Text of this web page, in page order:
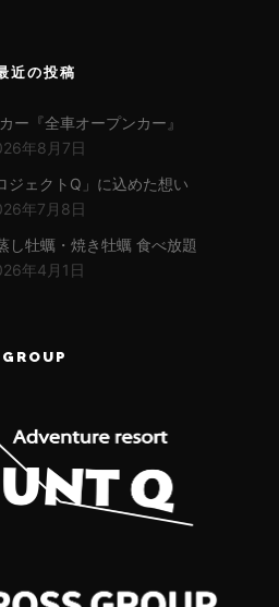
近の投稿
ー『全車オープンカー』
年8月7日
ジェクトQ」に込めた想い
年7月8日
し牡蠣・焼き牡蠣 食べ放題
年4月1日
GROUP